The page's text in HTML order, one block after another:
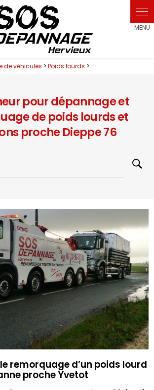
de véhicules >Poids lourds >
pour dépannage et
de poids lourds et
proche Dieppe 76
remorquage d’un poids lourd
proche Yvetot
des cookies